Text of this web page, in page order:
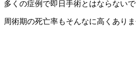
多くの症例で即日手術とはならない
周術期の死亡率もそんなに高くありま